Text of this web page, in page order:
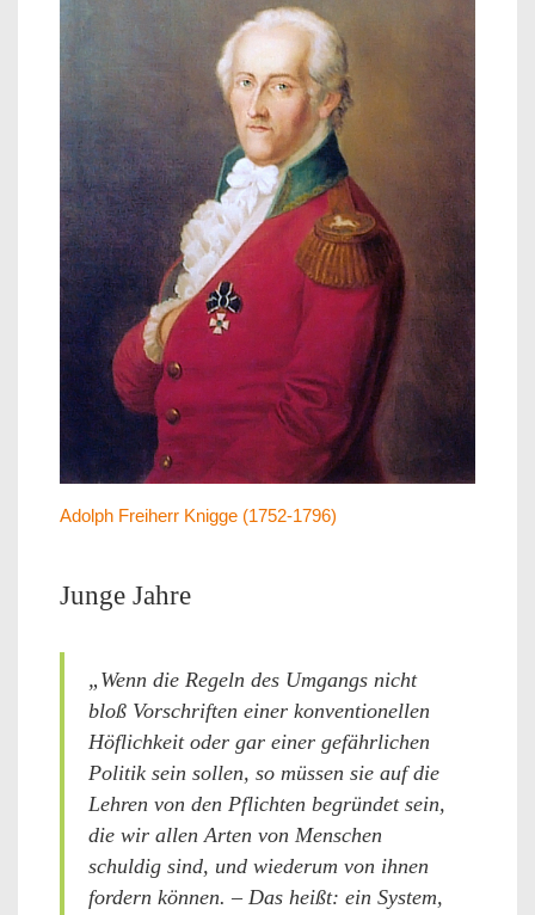
Adolph Freiherr Knigge (1752-1796)
Junge Jahre
„Wenn die Regeln des Umgangs nicht
bloß Vorschriften einer konventionellen
Höflichkeit oder gar einer gefährlichen
Politik sein sollen, so müssen sie auf die
Lehren von den Pflichten begründet sein,
die wir allen Arten von Menschen
schuldig sind, und wiederum von ihnen
fordern können. – Das heißt: ein System,